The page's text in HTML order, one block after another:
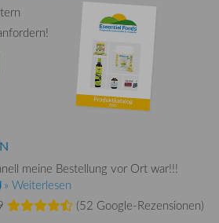
meine Bestellung vor Ort war!!!
» Weiterlesen
(52 Google-Rezensionen)